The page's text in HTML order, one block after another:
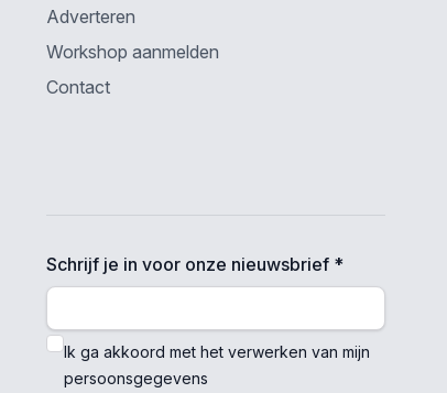
Adverteren
Workshop aanmelden
Contact
Schrijf je in voor onze nieuwsbrief *
Ik ga akkoord met het verwerken van mijn
persoonsgegevens